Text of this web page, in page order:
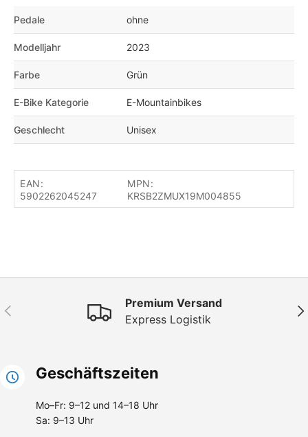
Pedale ohne
Modelljahr 2023
Farbe Grün
E-Bike Kategorie E-Mountainbikes
Geschlecht Unisex
EAN:
5902262045247
MPN:
KRSB2ZMUX19M004855
Vorherige
Premium Versand
Express Logistik
Geschäftszeiten
Mo–Fr: 9–12 und 14–18 Uhr
Sa: 9–13 Uhr